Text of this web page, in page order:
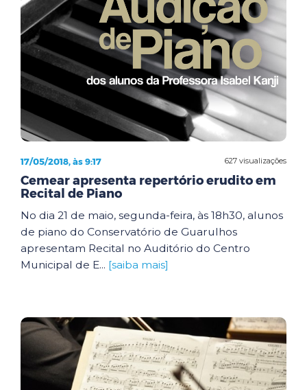
627 visualizações
17/05/2018, às 9:17
Cemear apresenta repertório erudito em
Recital de Piano
No dia 21 de maio, segunda-feira, às 18h30, alunos
de piano do Conservatório de Guarulhos
apresentam Recital no Auditório do Centro
Municipal de E... [saiba mais]